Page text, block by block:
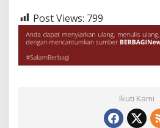
Post Views: 799
Ikuti Kami